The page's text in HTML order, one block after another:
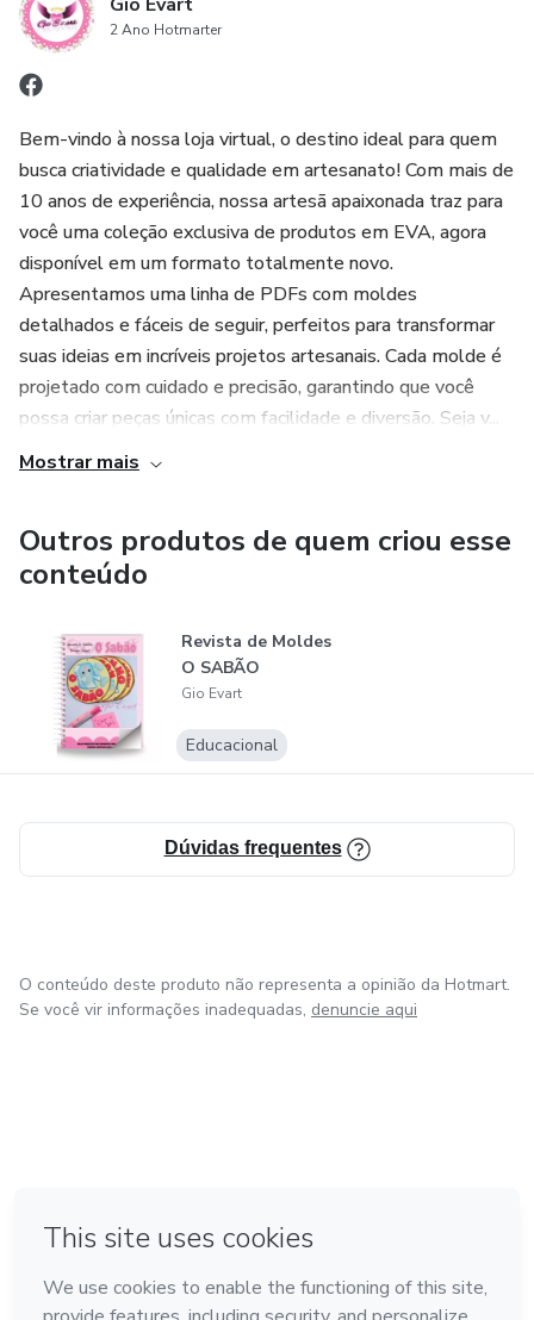
2 Ano Hotmarter
Bem-vindo à nossa loja virtual, o destino ideal para quem
busca criatividade e qualidade em artesanato! Com mais de
10 anos de experiência, nossa artesã apaixonada traz para
você uma coleção exclusiva de produtos em EVA, agora
disponível em um formato totalmente novo.
Apresentamos uma linha de PDFs com moldes
detalhados e fáceis de seguir, perfeitos para transformar
suas ideias em incríveis projetos artesanais. Cada molde é
projetado com cuidado e precisão, garantindo que você
possa criar peças únicas com facilidade e diversão. Seja v...
Mostrar mais
Outros produtos de quem criou esse
conteúdo
Revista de Moldes
O SABÃO
Gio Evart
Educacional
Dúvidas frequentes
O conteúdo deste produto não representa a opinião da Hotmart.
Se você vir informações inadequadas, denuncie aqui
Feito com ❤ na Cidade do México